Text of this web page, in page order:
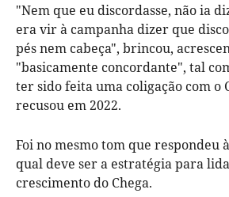
"Nem que eu discordasse, não ia
era vir à campanha dizer que
pés nem cabeça", brincou,
"basicamente concordante", tal
ter sido feita uma coligação com o
recusou em 2022.
Foi no mesmo tom que respondeu
qual deve ser a estratégia para
crescimento do Chega.